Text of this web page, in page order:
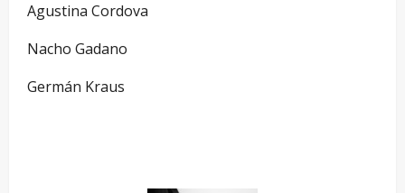
Agustina Cordova
Nacho Gadano
Germán Kraus